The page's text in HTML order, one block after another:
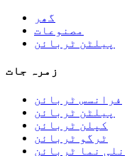
گھر
مصنوعات
پیلٹن ٹربائن
زمرہ جات
فرانسس ٹربائن
پیلٹن ٹربائن
کپلن ٹربائن
ٹرگو ٹربائن
نلی نما ٹربائن